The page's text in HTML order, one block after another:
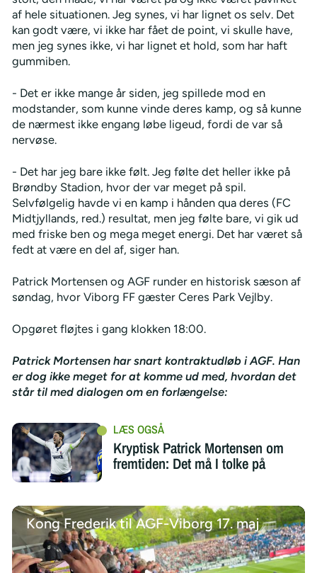
af hele situationen. Jeg synes, vi har lignet os selv. Det
kan godt være, vi ikke har fået de point, vi skulle have,
men jeg synes ikke, vi har lignet et hold, som har haft
gummiben.
- Det er ikke mange år siden, jeg spillede mod en
modstander, som kunne vinde deres kamp, og så kunne
de nærmest ikke engang løbe ligeud, fordi de var så
nervøse.
- Det har jeg bare ikke følt. Jeg følte det heller ikke på
Brøndby Stadion, hvor der var meget på spil.
Selvfølgelig havde vi en kamp i hånden qua deres (FC
Midtjyllands, red.) resultat, men jeg følte bare, vi gik ud
med friske ben og mega meget energi. Det har været så
fedt at være en del af, siger han.
Patrick Mortensen og AGF runder en historisk sæson af
søndag, hvor Viborg FF gæster Ceres Park Vejlby.
Opgøret fløjtes i gang klokken 18:00.
Patrick Mortensen har snart kontraktudløb i AGF. Han
er dog ikke meget for at komme ud med, hvordan det
står til med dialogen om en forlængelse:
Kryptisk Patrick Mortensen om
fremtiden: Det må I tolke på
Kong Frederik til AGF-Viborg 17. maj